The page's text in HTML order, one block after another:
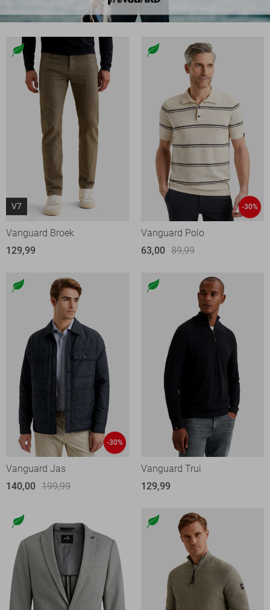
V7
Vanguard Broek
129,99
-30%
Vanguard Polo
63,00 89,99
-30%
Vanguard Jas
140,00 199,99
Vanguard Trui
129,99